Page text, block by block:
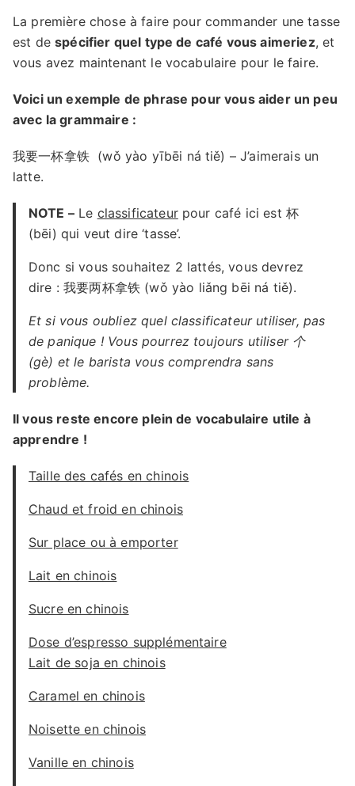
La première chose à faire pour commander une tasse
est despécifier quel type de café vous aimeriez, et
vous avez maintenant le vocabulaire pour le faire.
Voici un exemple de phrase pour vous aider un peu
avec la grammaire :
我要一杯拿铁 (wǒ yào yībēi ná tiě) – J’aimerais un
latte.
NOTE –Le classificateurpour café ici est 杯
(bēi) qui veut dire ‘tasse’.
Donc si vous souhaitez 2 lattés, vous devrez
dire : 我要两杯拿铁 (wǒ yào liǎng bēi ná tiě).
Et si vous oubliez quel classificateur utiliser, pas
de panique ! Vous pourrez toujours utiliser 个
(gè) et le barista vous comprendra sans
problème.
Il vous reste encore plein de vocabulaire utile à
apprendre !
Taille des cafés en chinois
Chaud et froid en chinois
Sur place ou à emporter
Lait en chinois
Sucre en chinois
Dose d’espresso supplémentaire
Lait de soja en chinois
Caramel en chinois
Noisette en chinois
Vanille en chinois